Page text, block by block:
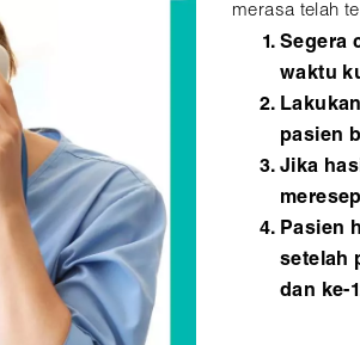
merasa telah
Segera
waktu
pasien
Jika
Pasien
setelah
dan ke-